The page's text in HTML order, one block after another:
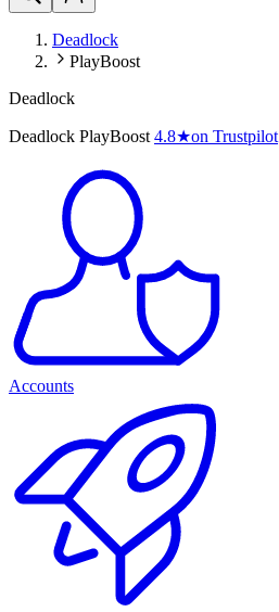
Deadlock
PlayBoost
Deadlock
Deadlock PlayBoost 4.8★on Trustpilot
Accounts